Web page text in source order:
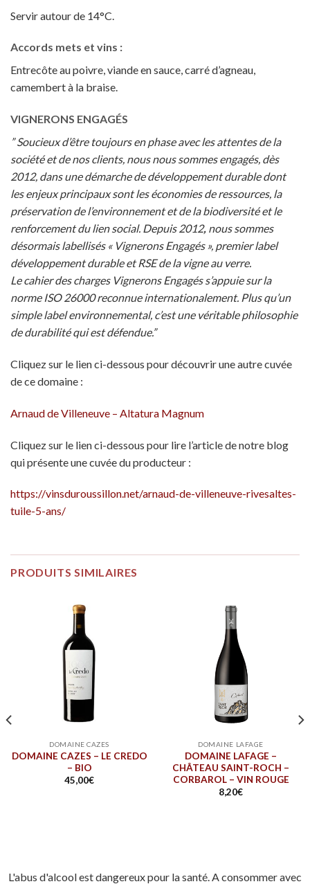
Servir autour de 14°C.
Accords mets et vins :
Entrecôte au poivre, viande en sauce, carré d’agneau,
camembert à la braise.
VIGNERONS ENGAGÉS
” Soucieux d’être toujours en phase avec les attentes de la
société et de nos clients, nous nous sommes engagés, dès
2012, dans une démarche de développement durable dont
les enjeux principaux sont les économies de ressources, la
préservation de l’environnement et de la biodiversité et le
renforcement du lien social. Depuis 2012, nous sommes
désormais labellisés « Vignerons Engagés », premier label
développement durable et RSE de la vigne au verre.
Le cahier des charges Vignerons Engagés s’appuie sur la
norme ISO 26000 reconnue internationalement. Plus qu’un
simple label environnemental, c’est une véritable philosophie
de durabilité qui est défendue.”
Cliquez sur le lien ci-dessous pour découvrir une autre cuvée
de ce domaine :
Arnaud de Villeneuve – Altatura Magnum
Cliquez sur le lien ci-dessous pour lire l’article de notre blog
qui présente une cuvée du producteur :
https://vinsduroussillon.net/arnaud-de-villeneuve-rivesaltes-
tuile-5-ans/
PRODUITS SIMILAIRES
DOMAINE CAZES
DOMAINE CAZES – LE CREDO
– BIO
45,00€
DOMAINE LAFAGE
DOMAINE LAFAGE –
CHÂTEAU SAINT-ROCH –
CORBAROL – VIN ROUGE
8,20€
L'abus d'alcool est dangereux pour la santé. A consommer avec